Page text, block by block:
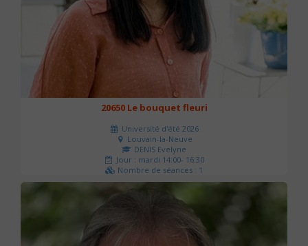
20650 Le bouquet fleuri
Université d'été 2026
Louvain-la-Neuve
DENIS Evelyne
Jour : mardi 14:00- 16:30
Nombre de séances : 1
60 €